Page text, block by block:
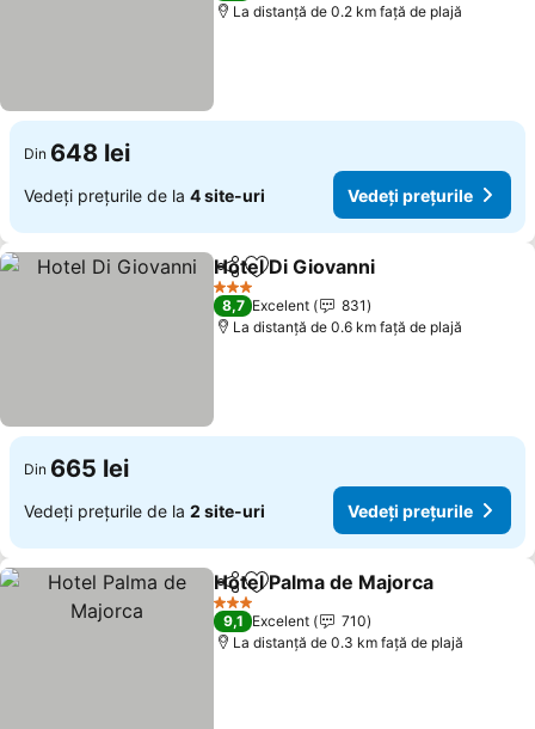
La distanță de 0.2 km față de plajă
Din 648 lei
Vedeți prețurile de la 4 site-uri Vedeți prețurile
DistribuițiAdăugaţi la favorite
Hotel Di Giovanni
3 Stele
8,7 Excelent
831
La distanță de 0.6 km față de plajă
Din 665 lei
Vedeți prețurile de la 2 site-uri Vedeți prețurile
DistribuițiAdăugaţi la favorite
Hotel Palma de Majorca
3 Stele
9,1 Excelent
710
La distanță de 0.3 km față de plajă